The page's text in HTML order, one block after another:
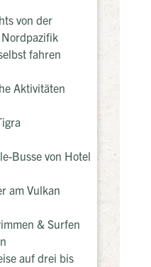
von der
fahren
Aktivitäten
Busse von Hotel
am Vulkan
& Surfen
auf drei bis